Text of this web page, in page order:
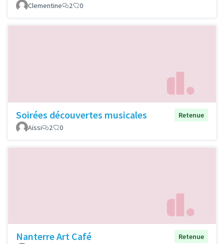
Clementine
2 0
Soirées découvertes musicales
Retenue
Aïssi
2 0
Nanterre Art Café
Retenue